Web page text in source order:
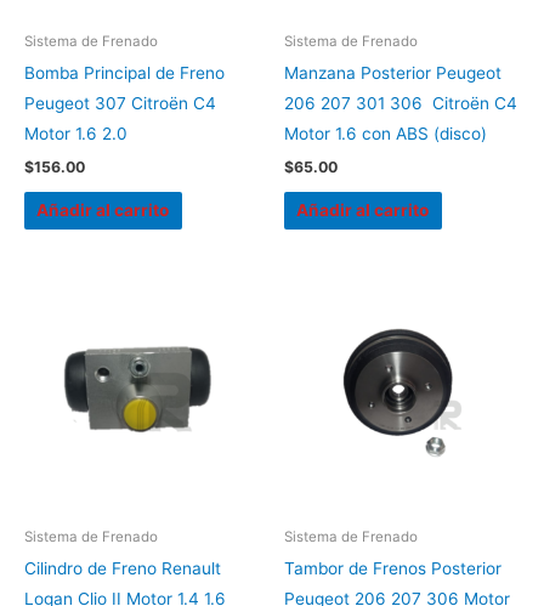
Sistema de Frenado
Bomba Principal de Freno
Peugeot 307 Citroën C4
Motor 1.6 2.0
$156.00
Añadir al carrito
Sistema de Frenado
Manzana Posterior Peugeot
206 207 301 306 Citroën C4
Motor 1.6 con ABS (disco)
$65.00
Añadir al carrito
Sistema de Frenado
Cilindro de Freno Renault
Logan Clio II Motor 1.4 1.6
Sistema de Frenado
Tambor de Frenos Posterior
Peugeot 206 207 306 Motor